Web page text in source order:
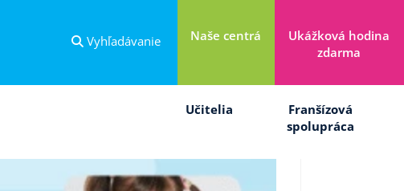
Vyhľadávanie Naše centrá
Ukážková hodina
zdarma
Učitelia
Franšízová
spolupráca